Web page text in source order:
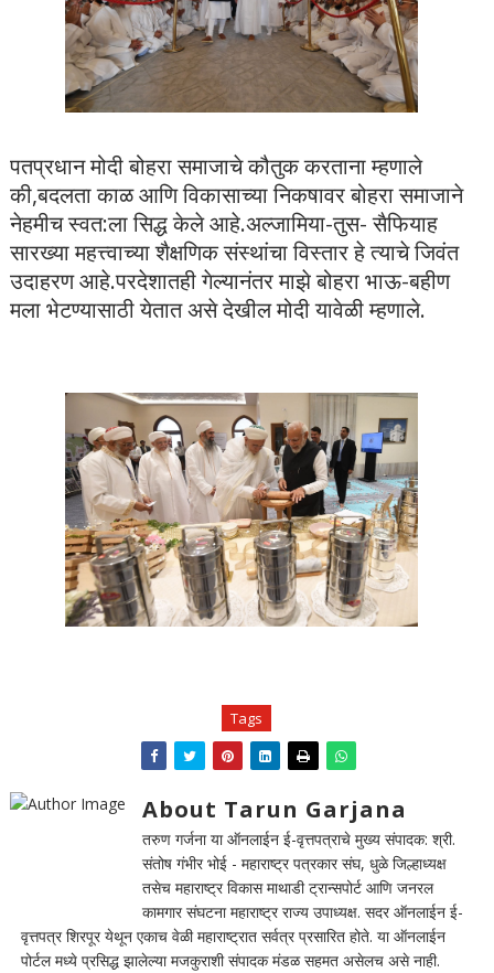
पतप्रधान मोदी बोहरा समाजाचे कौतुक करताना म्हणाले
की,बदलता काळ आणि विकासाच्या निकषावर बोहरा समाजाने
नेहमीच स्वत:ला सिद्ध केले आहे.अल्जामिया-तुस- सैफियाह
सारख्या महत्त्वाच्या शैक्षणिक संस्थांचा विस्तार हे त्याचे जिवंत
उदाहरण आहे.परदेशातही गेल्यानंतर माझे बोहरा भाऊ-बहीण
मला भेटण्यासाठी येतात असे देखील मोदी यावेळी म्हणाले.
Tags
About Tarun Garjana
तरुण गर्जना या ऑनलाईन ई-वृत्तपत्राचे मुख्य संपादक: श्री.
संतोष गंभीर भोई - महाराष्ट्र पत्रकार संघ, धुळे जिल्हाध्यक्ष
तसेच महाराष्ट्र विकास माथाडी ट्रान्सपोर्ट आणि जनरल
कामगार संघटना महाराष्ट्र राज्य उपाध्यक्ष. सदर ऑनलाईन ई-
वृत्तपत्र शिरपूर येथून एकाच वेळी महाराष्ट्रात सर्वत्र प्रसारित होते. या ऑनलाईन
पोर्टल मध्ये प्रसिद्ध झालेल्या मजकुराशी संपादक मंडळ सहमत असेलच असे नाही.